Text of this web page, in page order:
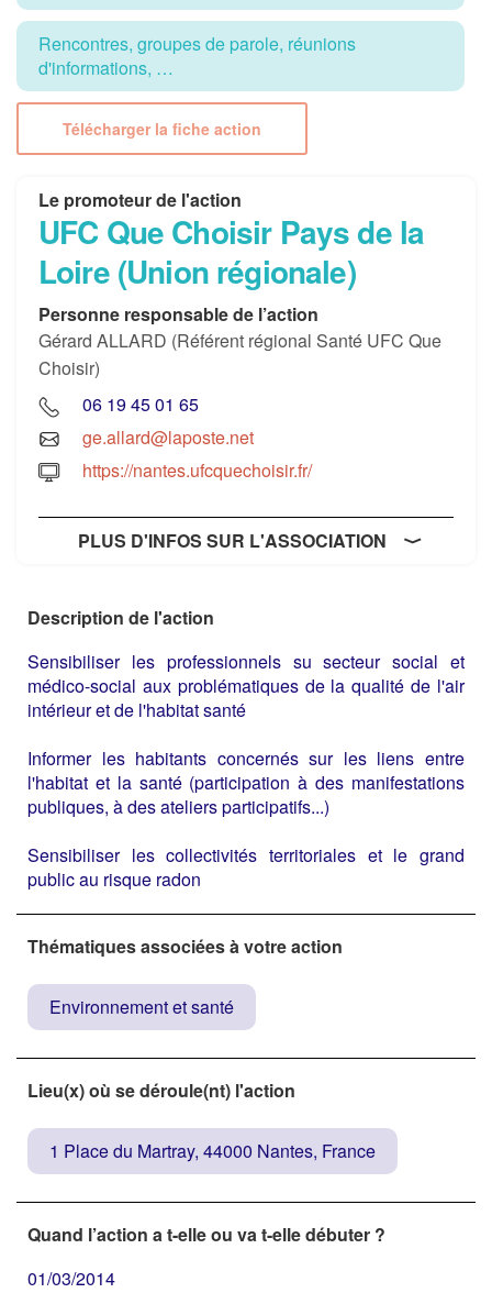
Rencontres, groupes de parole, réunions
d'informations, …
Télécharger la fiche action
Le promoteur de l'action
UFC Que Choisir Pays de la
Loire (Union régionale)
Personne responsable de l’action
Gérard ALLARD (Référent régional Santé UFC Que
Choisir)
06 19 45 01 65
ge.allard@laposte.net
https://nantes.ufcquechoisir.fr/
PLUS D'INFOS SUR L'ASSOCIATION
Description de l'action
Sensibiliser les professionnels su secteur social et
médico-social aux problématiques de la qualité de l'air
intérieur et de l'habitat santé
Informer les habitants concernés sur les liens entre
l'habitat et la santé (participation à des manifestations
publiques, à des ateliers participatifs...)
Sensibiliser les collectivités territoriales et le grand
public au risque radon
Thématiques associées à votre action
Environnement et santé
Lieu(x) où se déroule(nt) l'action
1 Place du Martray, 44000 Nantes, France
Quand l’action a t-elle ou va t-elle débuter ?
01/03/2014